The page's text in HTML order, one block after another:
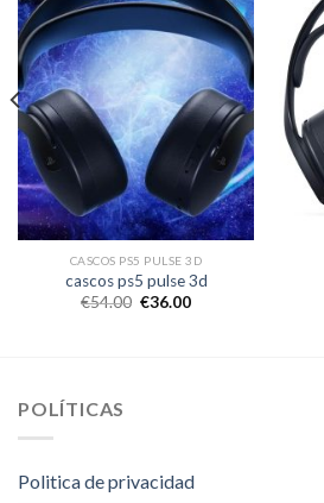
CASCOS PS5 PULSE 3D
cascos ps5 pulse 3d
€54.00 €36.00
POLÍTICAS
Politica de privacidad